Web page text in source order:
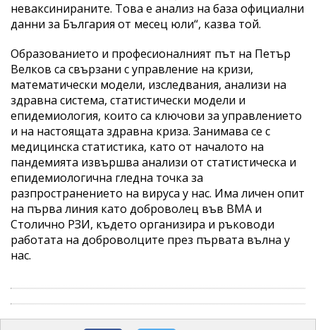
неваксинираните. Това е анализ на база официални
данни за България от месец юли“, казва той.
Образованието и професионалният път на Петър
Велков са свързани с управление на кризи,
математически модели, изследвания, анализи на
здравна система, статистически модели и
епидемиология, които са ключови за управлението
и на настоящата здравна криза. Занимава се с
медицинска статистика, като от началото на
пандемията извършва анализи от статистическа и
епидемиологична гледна точка за
разпространението на вируса у нас. Има личен опит
на първа линия като доброволец във ВМА и
Столично РЗИ, където организира и ръководи
работата на доброволците през първата вълна у
нас.